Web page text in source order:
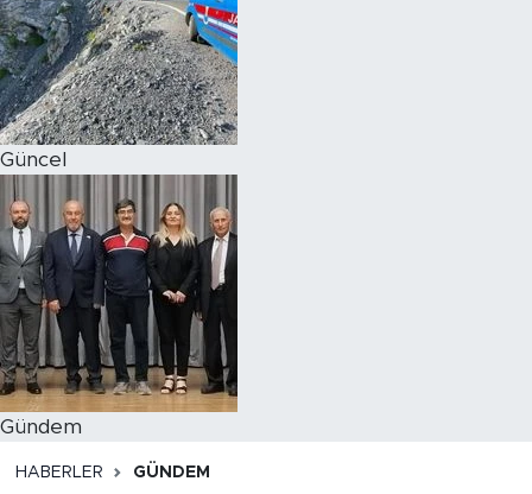
Güncel
Gündem
HABERLER GÜNDEM
Magazin
Özel Haber
Politika
Resmi İlanlar
Sağlık
Spor
Turizm